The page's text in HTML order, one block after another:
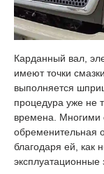
Карданный вал,
имеют точки
выполняется
процедура уже не
времена. Многими
обременительная
благодаря ей, как